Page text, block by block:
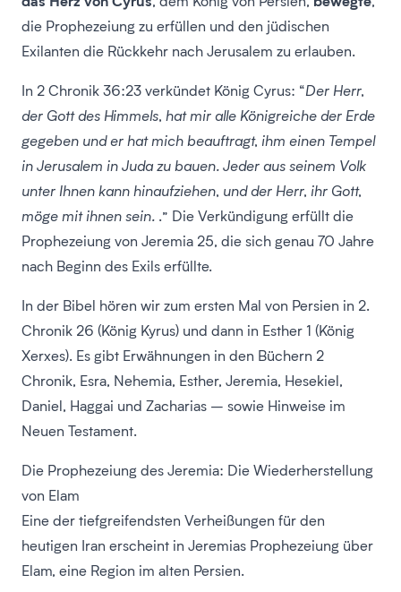
die Prophezeiung zu erfüllen und den jüdischen
Exilanten die Rückkehr nach Jerusalem zu erlauben.
In 2 Chronik 36:23 verkündet König Cyrus: “Der Herr,
der Gott des Himmels, hat mir alle Königreiche der Erde
gegeben und er hat mich beauftragt, ihm einen Tempel
in Jerusalem in Juda zu bauen. Jeder aus seinem Volk
unter Ihnen kann hinaufziehen, und der Herr, ihr Gott,
möge mit ihnen sein. .” Die Verkündigung erfüllt die
Prophezeiung von Jeremia 25, die sich genau 70 Jahre
nach Beginn des Exils erfüllte.
In der Bibel hören wir zum ersten Mal von Persien in 2.
Chronik 26 (König Kyrus) und dann in Esther 1 (König
Xerxes). Es gibt Erwähnungen in den Büchern 2
Chronik, Esra, Nehemia, Esther, Jeremia, Hesekiel,
Daniel, Haggai und Zacharias – sowie Hinweise im
Neuen Testament.
Die Prophezeiung des Jeremia: Die Wiederherstellung
von Elam
Eine der tiefgreifendsten Verheißungen für den
heutigen Iran erscheint in Jeremias Prophezeiung über
Elam, eine Region im alten Persien.